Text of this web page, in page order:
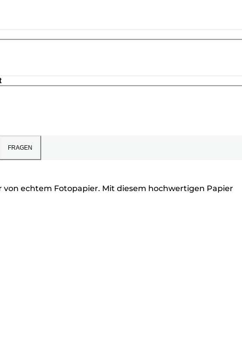
FRAGEN
echtem Fotopapier. Mit diesem hochwertigen Papier